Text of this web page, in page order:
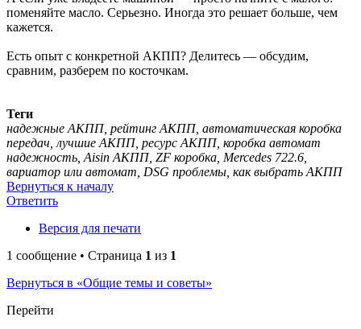
поменяйте масло. Серьезно. Иногда это решает больше, чем
кажется.
Есть опыт с конкретной АКПП? Делитесь — обсудим,
сравним, разберем по косточкам.
Теги
надежные АКПП, рейтинг АКПП, автоматическая коробка
передач, лучшие АКПП, ресурс АКПП, коробка автомат
надежность, Aisin АКПП, ZF коробка, Mercedes 722.6,
вариатор или автомат, DSG проблемы, как выбрать АКПП
Вернуться к началу
Ответить
Версия для печати
1 сообщение • Страница 1 из 1
Вернуться в «Общие темы и советы»
Перейти